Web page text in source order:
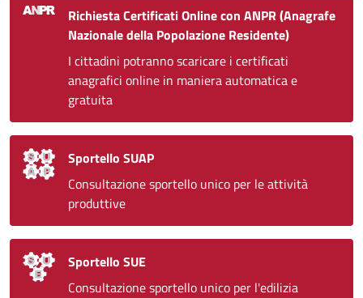
Richiesta Certificati Online con ANPR (Anagrafe
Nazionale della Popolazione Residente)
I cittadini potranno scaricare i certificati
anagrafici online in maniera automatica e
gratuita
Sportello SUAP
Consultazione sportello unico per le attività
produttive
Sportello SUE
Consultazione sportello unico per l'edilizia